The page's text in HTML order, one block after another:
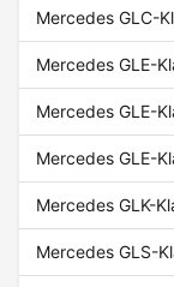
Mercedes GLC-
Mercedes GLE-
Mercedes GLE-
Mercedes GLE-
Mercedes GLK-
Mercedes GLS-